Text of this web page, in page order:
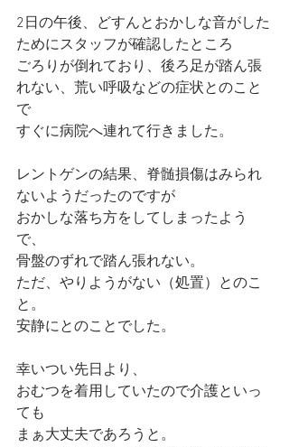
2日の午後、どすんとおかしな音がした
ためにスタッフが確認したところ
ごろりが倒れており、後ろ足が踏ん張
れない、荒い呼吸などの症状とのこと
で
すぐに病院へ連れて行きました。
レントゲンの結果、脊髄損傷はみられ
ないようだったのですが
おかしな落ち方をしてしまったよう
で、
骨盤のずれで踏ん張れない。
ただ、やりようがない（処置）とのこ
と。
安静にとのことでした。
幸いつい先日より、
おむつを着用していたので介護といっ
ても
まぁ大丈夫であろうと。